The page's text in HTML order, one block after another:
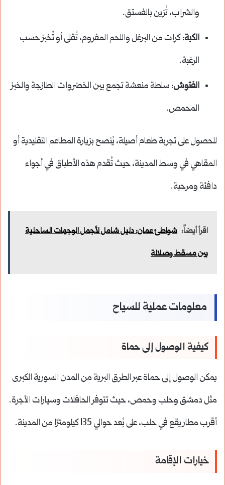
والشراب، تُزين بالفستق.
الكبة: كرات من البرغل واللحم المفروم، تُقلى أو تُخبز حسب
الرغبة.
الفتوش: سلطة منعشة تجمع بين الخضروات الطازجة والخبز
المحمص.
للحصول على تجربة طعام أصيلة، يُنصح بزيارة المطاعم التقليدية أو
المقاهي في وسط المدينة، حيث تُقدم هذه الأطباق في أجواء
دافئة ومرحبة.
اقرأ أيضاً: شواطئ عمان: دليل شامل لأجمل الوجهات الساحلية
بين مسقط وصلالة
معلومات عملية للسياح
كيفية الوصول إلى حماة
يمكن الوصول إلى حماة عبر الطرق البرية من المدن السورية الكبرى
مثل دمشق وحلب وحمص، حيث تتوفر الحافلات وسيارات الأجرة.
أقرب مطار يقع في حلب، على بُعد حوالي 135 كيلومترًا من المدينة.
خيارات الإقامة